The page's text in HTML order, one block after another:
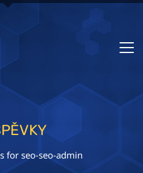
for seo-seo-admin